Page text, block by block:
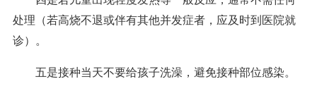
处理（若高烧不退或伴有其他并发症者，应及时到医院就
诊）。
五是接种当天不要给孩子洗澡，避免接种部位感染。